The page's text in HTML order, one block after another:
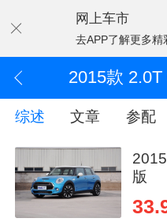
网上车市
去APP了解更多精
综述 文章 参配
版